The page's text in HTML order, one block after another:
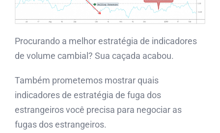
Procurando a melhor estratégia de indicadores
de volume cambial? Sua caçada acabou.
Também prometemos mostrar quais
indicadores de estratégia de fuga dos
estrangeiros você precisa para negociar as
fugas dos estrangeiros.